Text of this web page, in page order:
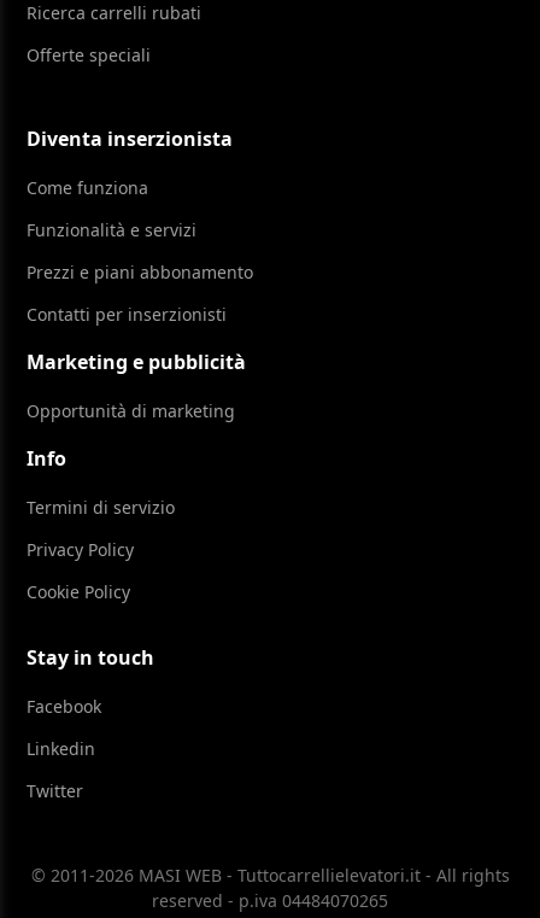
Ricerca carrelli rubati
Offerte speciali
Diventa inserzionista
Come funziona
Funzionalità e servizi
Prezzi e piani abbonamento
Contatti per inserzionisti
Marketing e pubblicità
Opportunità di marketing
Info
Termini di servizio
Privacy Policy
Cookie Policy
Stay in touch
Facebook
Linkedin
Twitter
© 2011-2026 MASI WEB - Tuttocarrellielevatori.it - All rights
reserved - p.iva 04484070265